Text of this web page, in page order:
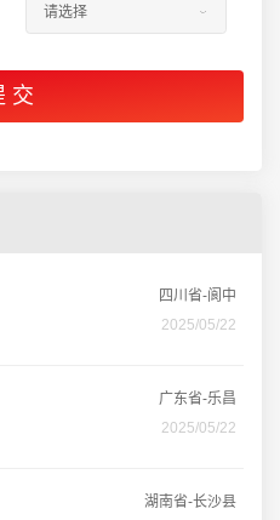
四川省-阆中
2025/05/22
广东省-乐昌
2025/05/22
湖南省-长沙县